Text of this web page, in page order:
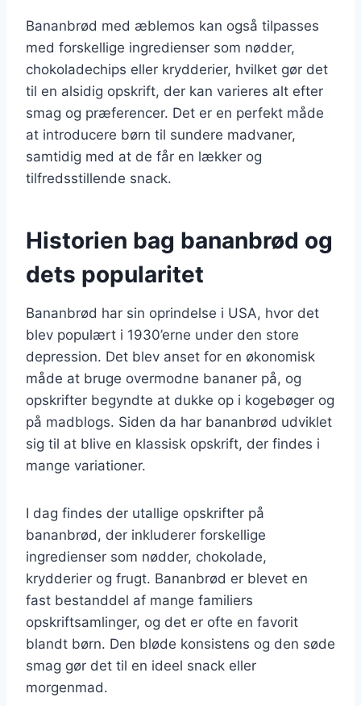
Bananbrød med æblemos kan også tilpasses
med forskellige ingredienser som nødder,
chokoladechips eller krydderier, hvilket gør det
til en alsidig opskrift, der kan varieres alt efter
smag og præferencer. Det er en perfekt måde
at introducere børn til sundere madvaner,
samtidig med at de får en lækker og
tilfredsstillende snack.
Historien bag bananbrød og
dets popularitet
Bananbrød har sin oprindelse i USA, hvor det
blev populært i 1930’erne under den store
depression. Det blev anset for en økonomisk
måde at bruge overmodne bananer på, og
opskrifter begyndte at dukke op i kogebøger og
på madblogs. Siden da har bananbrød udviklet
sig til at blive en klassisk opskrift, der findes i
mange variationer.
I dag findes der utallige opskrifter på
bananbrød, der inkluderer forskellige
ingredienser som nødder, chokolade,
krydderier og frugt. Bananbrød er blevet en
fast bestanddel af mange familiers
opskriftsamlinger, og det er ofte en favorit
blandt børn. Den bløde konsistens og den søde
smag gør det til en ideel snack eller
morgenmad.